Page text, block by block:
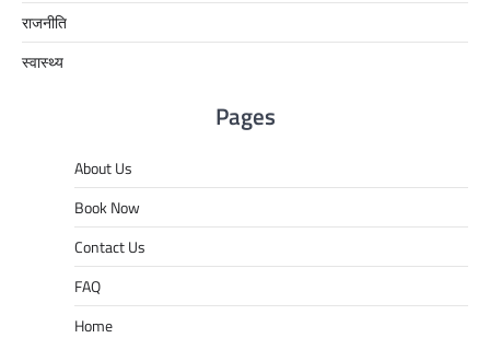
राजनीति
स्वास्थ्य
Pages
About Us
Book Now
Contact Us
FAQ
Home